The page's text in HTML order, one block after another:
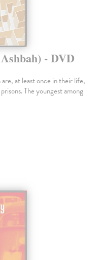
- DVD
at least once in their life,
The youngest among